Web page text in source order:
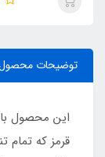
توضیحات
قرمز که تمام